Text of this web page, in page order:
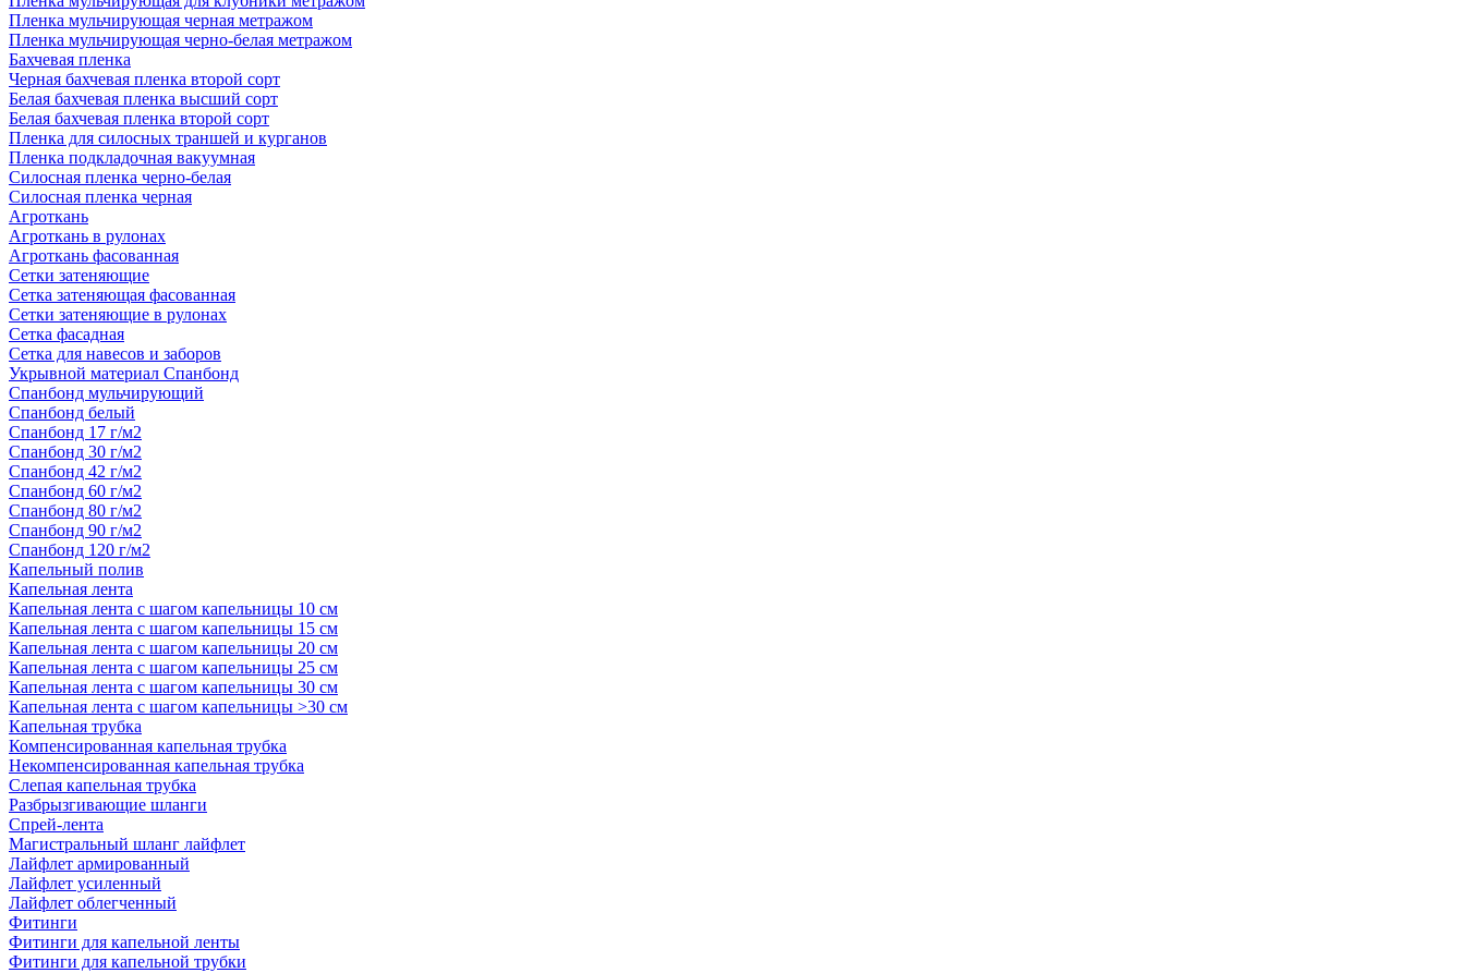
Пленка мульчирующая черная метражом
Пленка мульчирующая черно-белая метражом
Бахчевая пленка
Черная бахчевая пленка второй сорт
Белая бахчевая пленка высший сорт
Белая бахчевая пленка второй сорт
Пленка для силосных траншей и курганов
Пленка подкладочная вакуумная
Силосная пленка черно-белая
Силосная пленка черная
Агроткань
Агроткань в рулонах
Агроткань фасованная
Сетки затеняющие
Сетка затеняющая фасованная
Сетки затеняющие в рулонах
Сетка фасадная
Сетка для навесов и заборов
Укрывной материал Спанбонд
Спанбонд мульчирующий
Спанбонд белый
Спанбонд 17 г/м2
Спанбонд 30 г/м2
Спанбонд 42 г/м2
Спанбонд 60 г/м2
Спанбонд 80 г/м2
Спанбонд 90 г/м2
Спанбонд 120 г/м2
Капельный полив
Капельная лента
Капельная лента с шагом капельницы 10 см
Капельная лента с шагом капельницы 15 см
Капельная лента с шагом капельницы 20 см
Капельная лента с шагом капельницы 25 см
Капельная лента с шагом капельницы 30 см
Капельная лента с шагом капельницы >30 см
Капельная трубка
Компенсированная капельная трубка
Некомпенсированная капельная трубка
Слепая капельная трубка
Разбрызгивающие шланги
Спрей-лента
Магистральный шланг лайфлет
Лайфлет армированный
Лайфлет усиленный
Лайфлет облегченный
Фитинги
Фитинги для капельной ленты
Фитинги для капельной трубки